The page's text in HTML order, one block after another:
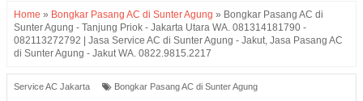
Home » Bongkar Pasang AC di Sunter Agung » Bongkar Pasang AC di
Sunter Agung - Tanjung Priok - Jakarta Utara WA. 081314181790 -
082113272792 | Jasa Service AC di Sunter Agung - Jakut, Jasa Pasang AC
di Sunter Agung - Jakut WA. 0822.9815.2217
Service AC Jakarta Bongkar Pasang AC di Sunter Agung